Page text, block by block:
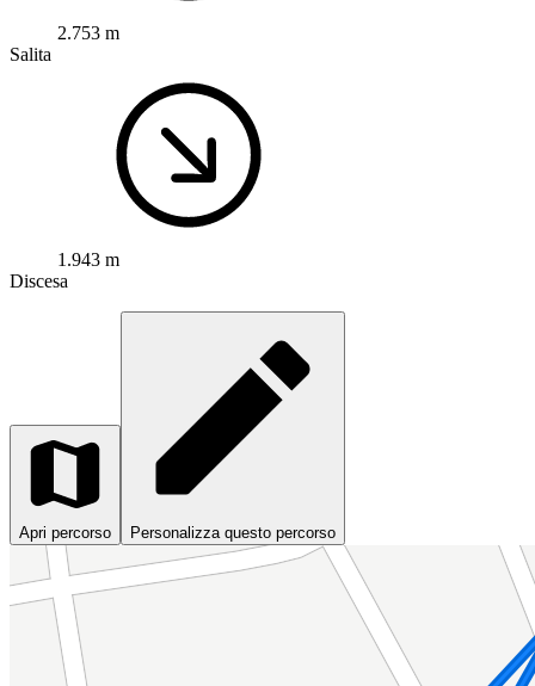
2.753 m
Salita
1.943 m
Discesa
Apri percorso Personalizza questo percorso